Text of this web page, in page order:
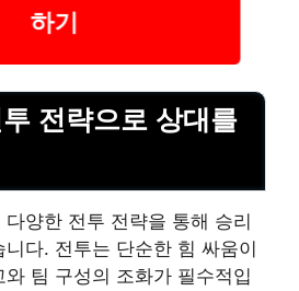
하기
전략으로 상대를
양한 전투 전략을 통해 승리
다. 전투는 단순한 힘 싸움이
팀 구성의 조화가 필수적입